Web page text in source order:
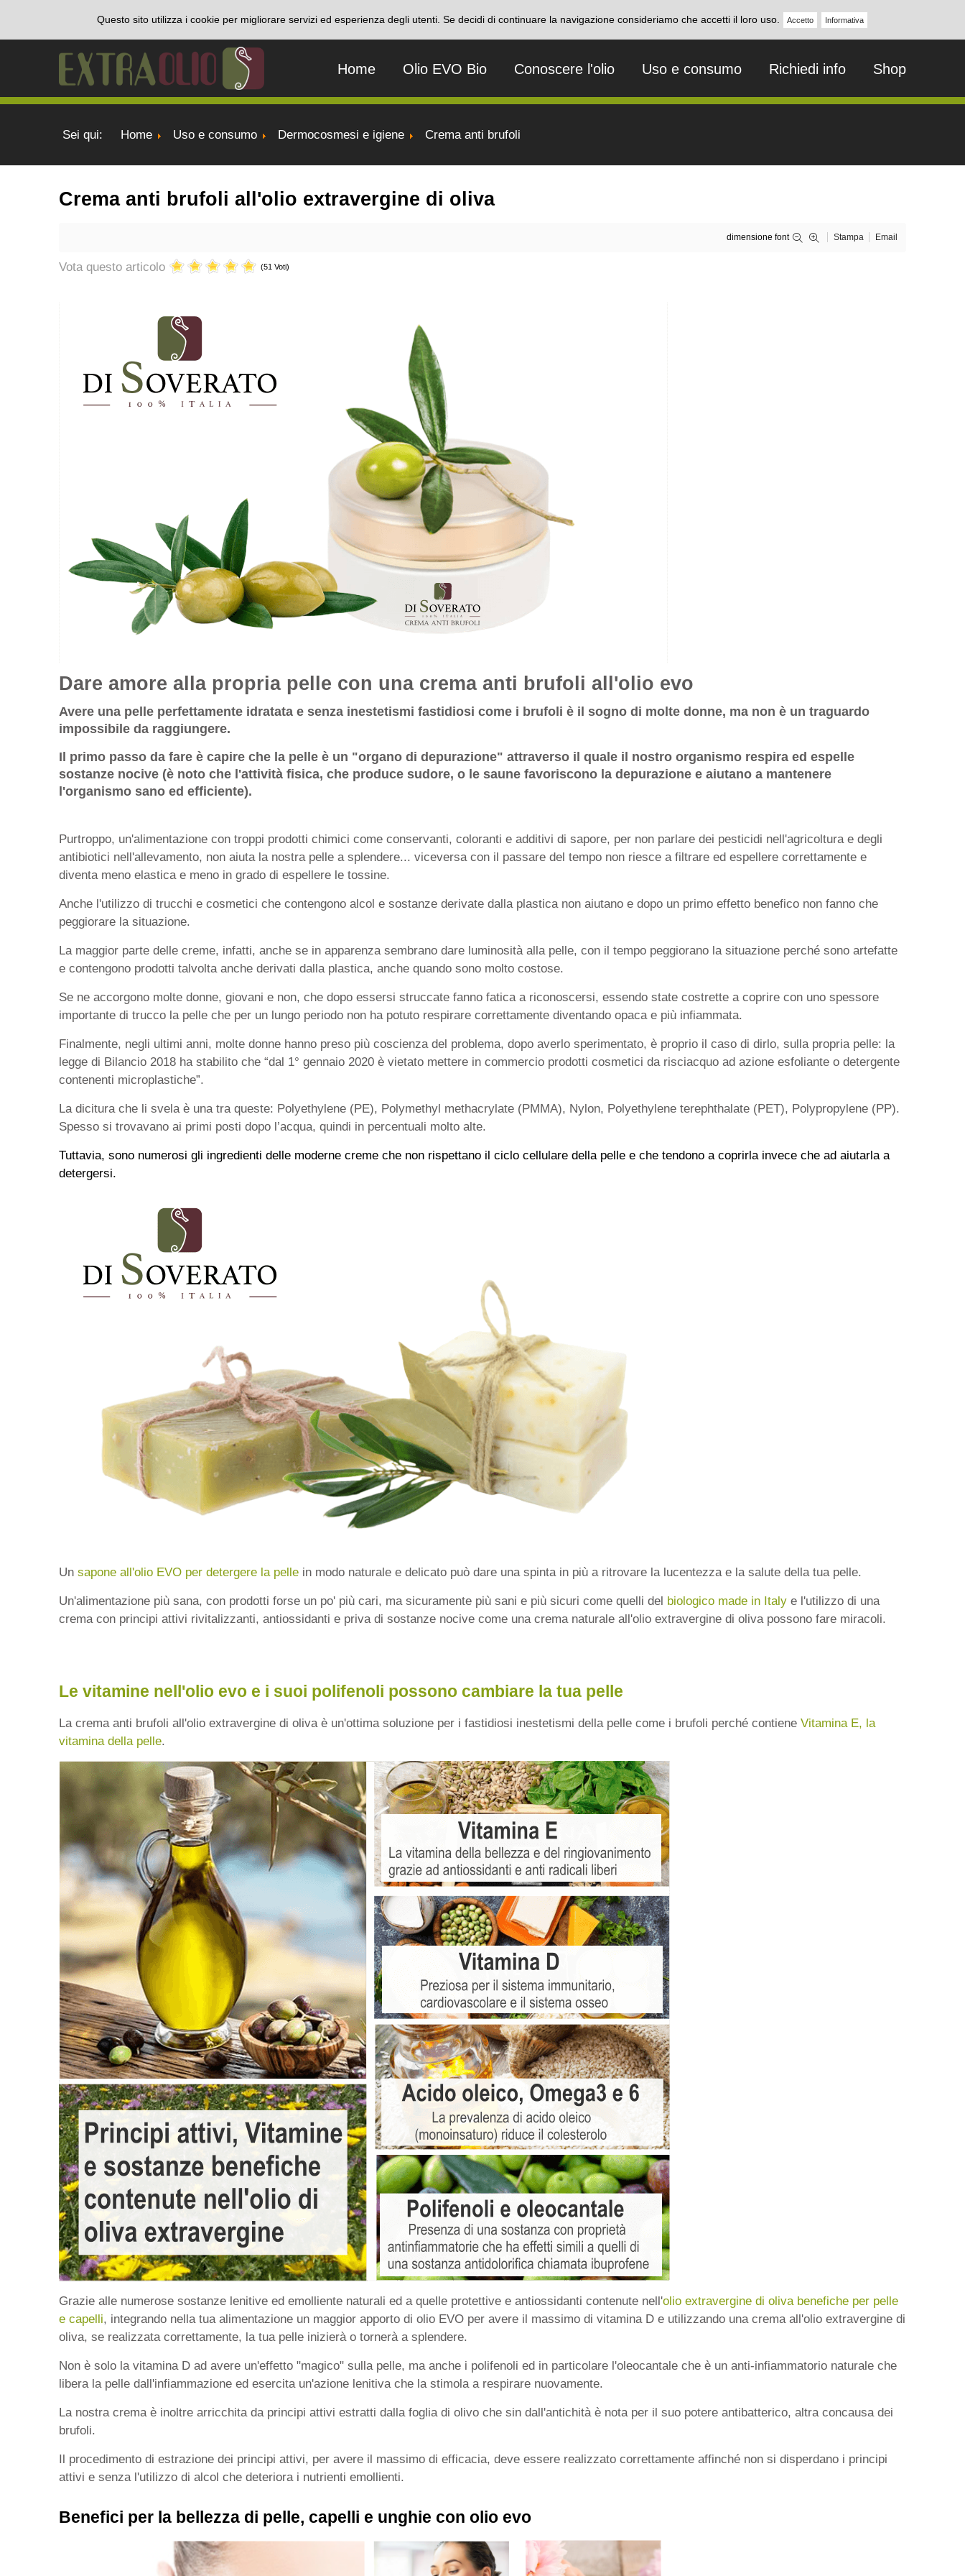
Questo sito utilizza i cookie per migliorare servizi ed esperienza degli utenti. Se decidi di continuare la navigazione consideriamo che accetti il loro uso. Accetto Informativa
Home Olio EVO Bio Conoscere l'olio Uso e consumo Richiedi info Shop
Sei qui: Home Uso e consumo Dermocosmesi e igiene Crema anti brufoli
Crema anti brufoli all'olio extravergine di oliva
dimensione font Stampa Email
Vota questo articolo (51 Voti)
Dare amore alla propria pelle con una crema anti brufoli all'olio evo
Avere una pelle perfettamente idratata e senza inestetismi fastidiosi come i brufoli è il sogno di molte donne, ma non è un traguardo
impossibile da raggiungere.
Il primo passo da fare è capire che la pelle è un "organo di depurazione" attraverso il quale il nostro organismo respira ed espelle
sostanze nocive (è noto che l'attività fisica, che produce sudore, o le saune favoriscono la depurazione e aiutano a mantenere
l'organismo sano ed efficiente).
Purtroppo, un'alimentazione con troppi prodotti chimici come conservanti, coloranti e additivi di sapore, per non parlare dei pesticidi nell'agricoltura e degli
antibiotici nell'allevamento, non aiuta la nostra pelle a splendere... viceversa con il passare del tempo non riesce a filtrare ed espellere correttamente e
diventa meno elastica e meno in grado di espellere le tossine.
Anche l'utilizzo di trucchi e cosmetici che contengono alcol e sostanze derivate dalla plastica non aiutano e dopo un primo effetto benefico non fanno che
peggiorare la situazione.
La maggior parte delle creme, infatti, anche se in apparenza sembrano dare luminosità alla pelle, con il tempo peggiorano la situazione perché sono artefatte
e contengono prodotti talvolta anche derivati dalla plastica, anche quando sono molto costose.
Se ne accorgono molte donne, giovani e non, che dopo essersi struccate fanno fatica a riconoscersi, essendo state costrette a coprire con uno spessore
importante di trucco la pelle che per un lungo periodo non ha potuto respirare correttamente diventando opaca e più infiammata.
Finalmente, negli ultimi anni, molte donne hanno preso più coscienza del problema, dopo averlo sperimentato, è proprio il caso di dirlo, sulla propria pelle: la
legge di Bilancio 2018 ha stabilito che “dal 1° gennaio 2020 è vietato mettere in commercio prodotti cosmetici da risciacquo ad azione esfoliante o detergente
contenenti microplastiche”.
La dicitura che li svela è una tra queste: Polyethylene (PE), Polymethyl methacrylate (PMMA), Nylon, Polyethylene terephthalate (PET), Polypropylene (PP).
Spesso si trovavano ai primi posti dopo l’acqua, quindi in percentuali molto alte.
Tuttavia, sono numerosi gli ingredienti delle moderne creme che non rispettano il ciclo cellulare della pelle e che tendono a coprirla invece che ad aiutarla a
detergersi.
Un sapone all'olio EVO per detergere la pelle in modo naturale e delicato può dare una spinta in più a ritrovare la lucentezza e la salute della tua pelle.
Un'alimentazione più sana, con prodotti forse un po' più cari, ma sicuramente più sani e più sicuri come quelli del biologico made in Italy e l'utilizzo di una
crema con principi attivi rivitalizzanti, antiossidanti e priva di sostanze nocive come una crema naturale all'olio extravergine di oliva possono fare miracoli.
Le vitamine nell'olio evo e i suoi polifenoli possono cambiare la tua pelle
La crema anti brufoli all'olio extravergine di oliva è un'ottima soluzione per i fastidiosi inestetismi della pelle come i brufoli perché contiene Vitamina E, la
vitamina della pelle.
Grazie alle numerose sostanze lenitive ed emolliente naturali ed a quelle protettive e antiossidanti contenute nell'olio extravergine di oliva benefiche per pelle
e capelli, integrando nella tua alimentazione un maggior apporto di olio EVO per avere il massimo di vitamina D e utilizzando una crema all'olio extravergine di
oliva, se realizzata correttamente, la tua pelle inizierà o tornerà a splendere.
Non è solo la vitamina D ad avere un'effetto "magico" sulla pelle, ma anche i polifenoli ed in particolare l'oleocantale che è un anti-infiammatorio naturale che
libera la pelle dall'infiammazione ed esercita un'azione lenitiva che la stimola a respirare nuovamente.
La nostra crema è inoltre arricchita da principi attivi estratti dalla foglia di olivo che sin dall'antichità è nota per il suo potere antibatterico, altra concausa dei
brufoli.
Il procedimento di estrazione dei principi attivi, per avere il massimo di efficacia, deve essere realizzato correttamente affinché non si disperdano i principi
attivi e senza l'utilizzo di alcol che deteriora i nutrienti emollienti.
Benefici per la bellezza di pelle, capelli e unghie con olio evo